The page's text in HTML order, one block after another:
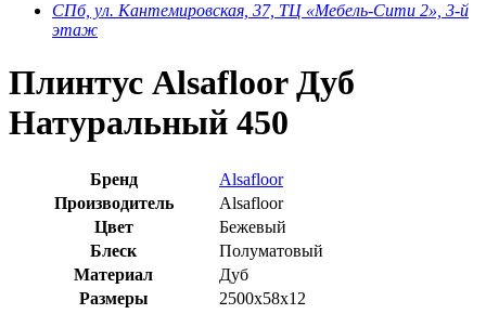
СПб, ул. Кантемировская, 37, ТЦ «Мебель-Сити 2», 3-й
этаж
Плинтус Alsafloor Дуб
Натуральный 450
Бренд
Alsafloor
Производитель
Alsafloor
Цвет
Бежевый
Блеск
Полуматовый
Материал
Дуб
Размеры
2500x58x12